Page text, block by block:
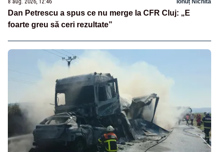
8 aug. 2026, 12:46 Ionuț Nichita
Dan Petrescu a spus ce nu merge la CFR Cluj: „E
foarte greu să ceri rezultate”